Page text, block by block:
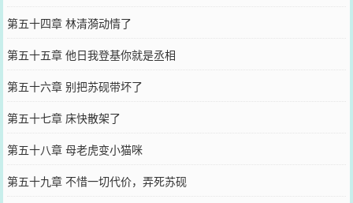
第五十四章 林清漪动情了
第五十五章 他日我登基你就是丞相
第五十六章 别把苏砚带坏了
第五十七章 床快散架了
第五十八章 母老虎变小猫咪
第五十九章 不惜一切代价，弄死苏砚